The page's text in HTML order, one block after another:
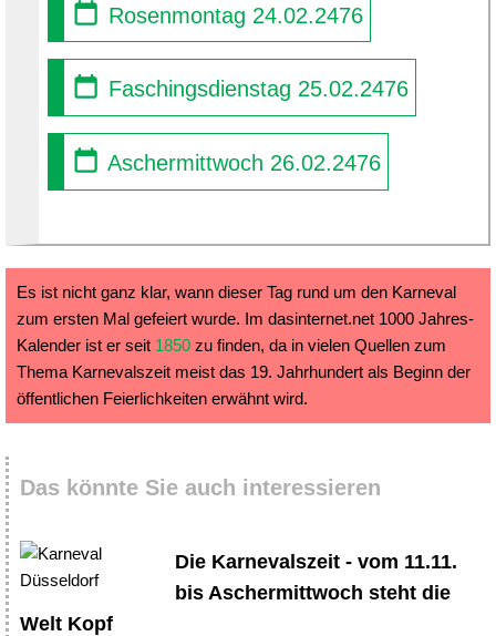
Rosenmontag 24.02.2476
Faschingsdienstag 25.02.2476
Aschermittwoch 26.02.2476
Es ist nicht ganz klar, wann dieser Tag rund um den Karneval
zum ersten Mal gefeiert wurde. Im dasinternet.net 1000 Jahres-
Kalender ist er seit 1850 zu finden, da in vielen Quellen zum
Thema Karnevalszeit meist das 19. Jahrhundert als Beginn der
öffentlichen Feierlichkeiten erwähnt wird.
Das könnte Sie auch interessieren
Die Karnevalszeit - vom 11.11.
bis Aschermittwoch steht die
Welt Kopf